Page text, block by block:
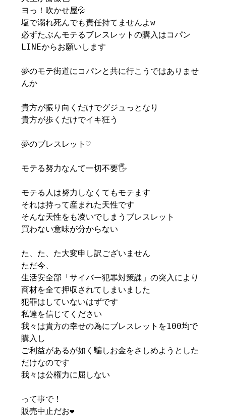
ヨっ！吹かせ屋💦
塩で溺れ死んでも責任持てませんよw
必ずたぶんモテるブレスレットの購入はコパン
LINEからお願いします
夢のモテ街道にコパンと共に行こうではありませ
んか
貴方が振り向くだけでグジュっとなり
貴方が歩くだけでイキ狂う
夢のブレスレット♡
モテる努力なんて一切不要🖐️
モテる人は努力しなくてもモテます
それは持って産まれた天性です
そんな天性をも凌いでしまうブレスレット
買わない意味が分からない
た、た、た大変申し訳ございません
ただ今、
生活安全部「サイバー犯罪対策課」の突入により
商材を全て押収されてしまいました
犯罪はしていないはずです
私達を信じてください
我々は貴方の幸せの為にブレスレットを100均で
購入し
ご利益があるが如く騙しお金をさしめようとした
だけなのです
我々は公権力に屈しない
って事で！
販売中止だお❤️